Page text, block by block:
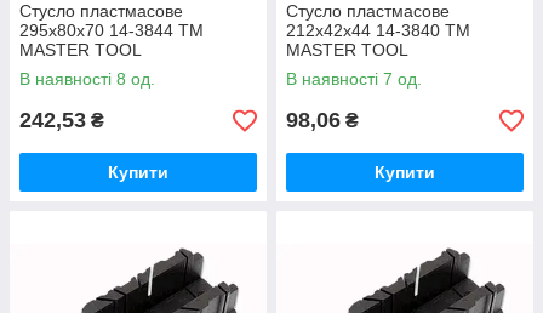
Стусло пластмасове
295х80х70 14-3844 ТМ
MASTER TOOL
В наявності 8 од.
242,53 ₴
Купити
Стусло пластмасове
212х42х44 14-3840 ТМ
MASTER TOOL
В наявності 7 од.
98,06 ₴
Купити